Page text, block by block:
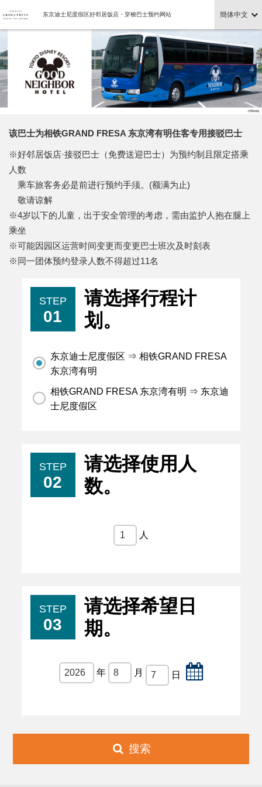
东京迪士尼度假区好邻居饭店・穿梭巴士预约网站 簡体中文
该巴士为相铁GRAND FRESA 东京湾有明住客专用接驳巴士
※好邻居饭店·接驳巴士（免费送迎巴士）为预约制且限定搭乘
人数
乘车旅客务必是前进行预约手须。(额满为止)
敬请谅解
※4岁以下的儿童，出于安全管理的考虑，需由监护人抱在腿上
乘坐
※可能因园区运营时间变更而变更巴士班次及时刻表
※同一团体预约登录人数不得超过11名
STEP
01
请选择行程计
划。
东京迪士尼度假区 ⇒ 相铁GRAND FRESA
东京湾有明
相铁GRAND FRESA 东京湾有明 ⇒ 东京迪
士尼度假区
STEP
02
请选择使用人
数。
1 人
STEP
03
请选择希望日
期。
2026 年 8 月 7 日
搜索